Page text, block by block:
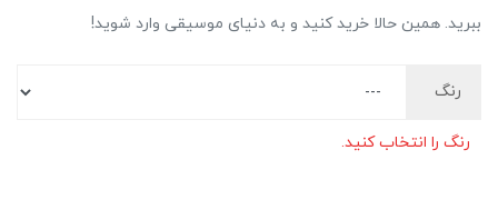
ببرید. همین حالا خرید کنید و به دنیای موسیقی وارد شوید!
رنگ
رنگ را انتخاب کنید.